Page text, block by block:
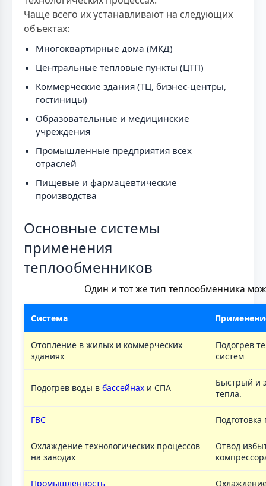
Чаще всего их устанавливают на следующих
объектах:
Многоквартирные дома (МКД)
Центральные тепловые пункты (ЦТП)
Коммерческие здания (ТЦ, бизнес-центры,
гостиницы)
Образовательные и медицинские
учреждения
Промышленные предприятия всех
отраслей
Пищевые и фармацевтические
производства
Основные системы
применения
теплообменников
Один и тот же тип теплообменника
Система
Отопление в жилых и коммерческих
зданиях
Подогрев
систем
Подогрев воды в бассейнах и СПА
Быстрый и
тепла.
ГВС
Охлаждение технологических процессов
на заводах
Отвод
Промышленность